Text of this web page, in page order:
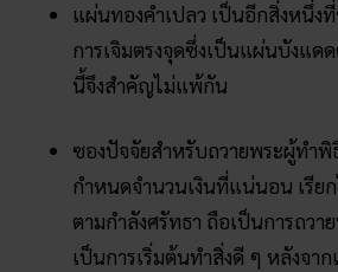
แผ่นทองคำเปลว เป็นอีกสิ่งหนึ่ง
การเจิมตรงจุดซึ่งเป็นแผ่นบังแด
นี้จึงสำคัญไม่แพ้กัน
ซองปัจจัยสำหรับถวายพระผู้ทำพิ
กำหนดจำนวนเงินที่แน่นอน เรีย
ตามกำลังศรัทธา ถือเป็นการถว
เป็นการเริ่มต้นทำสิ่งดี ๆ หลังจาก